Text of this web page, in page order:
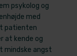
psykolog og
med
patienten
at kende og
mindske angst